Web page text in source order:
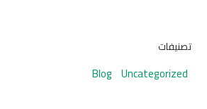
تصنيفات
Blog Uncategorized